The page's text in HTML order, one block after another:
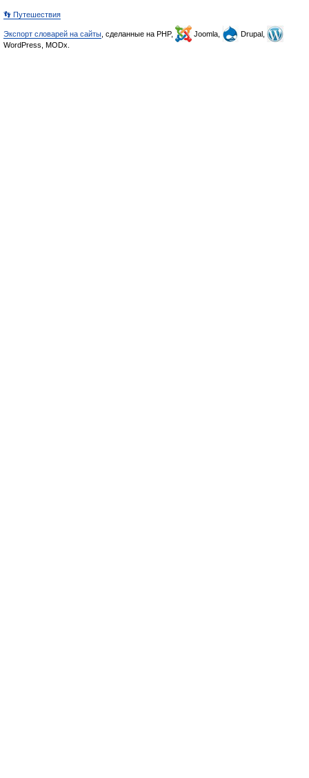
👣 Путешествия
Экспорт словарей на сайты , сделанные на PHP, Joomla,
Drupal,
WordPress, MODx.